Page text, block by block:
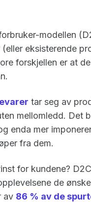
modellen
(eller eksisterende
forskjellen er at
tar seg av
mellomledd. Det
enda mer
fra dem.
for kundene?
de
av 86 % av de